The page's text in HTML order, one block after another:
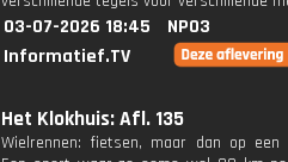
03-07-2026 18:45
NPO3
Informatief.TV
Het Klokhuis: Afl. 135
Wielrennen: fietsen, maar dan op een